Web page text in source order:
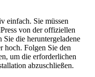
einfach. Sie müssen
von der offiziellen
Sie die heruntergeladene
hoch. Folgen Sie den
um die erforderlichen
abzuschließen.